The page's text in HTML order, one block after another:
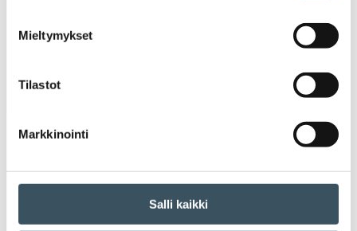
Mieltymykset
Tilastot
Markkinointi
Salli kaikki
digiostaminen digitalisaatio
kansainvälinen verkkokauppa
kaupan näkymät kauppa kemikaalit